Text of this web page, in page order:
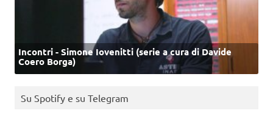
Incontri - Simone Iovenitti (serie a cura di Davide
Coero Borga)
Su Spotify e su Telegram